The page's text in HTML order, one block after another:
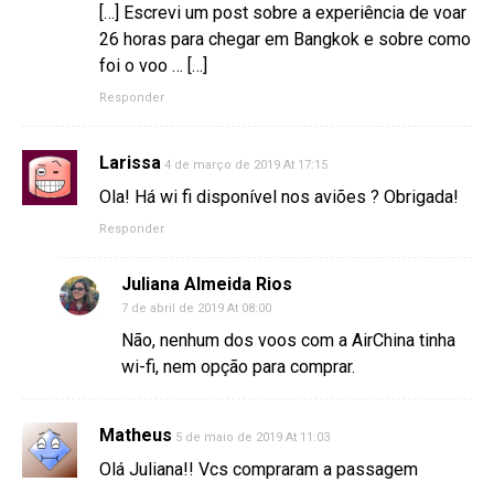
[…] Escrevi um post sobre a experiência de voar
26 horas para chegar em Bangkok e sobre como
foi o voo … […]
Responder
Larissa 4 de março de 2019 At 17:15
Ola! Há wi fi disponível nos aviões ? Obrigada!
Responder
Juliana Almeida Rios
7 de abril de 2019 At 08:00
Não, nenhum dos voos com a AirChina tinha
wi-fi, nem opção para comprar.
Matheus 5 de maio de 2019 At 11:03
Olá Juliana!! Vcs compraram a passagem